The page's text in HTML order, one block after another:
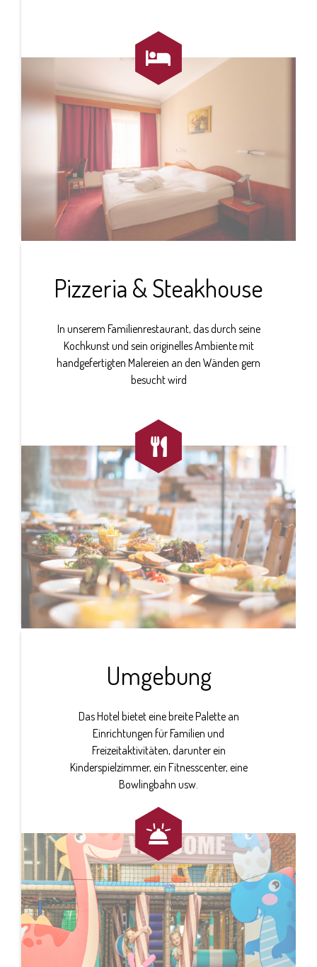

Pizzeria & Steakhouse
In unserem Familienrestaurant, das durch seine
Kochkunst und sein originelles Ambiente mit
handgefertigten Malereien an den Wänden gern
besucht wird

Umgebung
Das Hotel bietet eine breite Palette an
Einrichtungen für Familien und
Freizeitaktivitäten, darunter ein
Kinderspielzimmer, ein Fitnesscenter, eine
Bowlingbahn usw.